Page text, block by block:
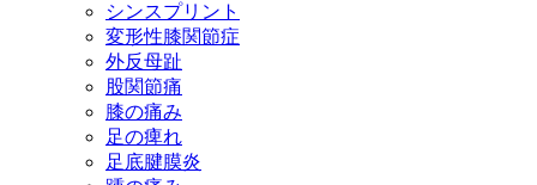
シンスプリント
変形性膝関節症
外反母趾
股関節痛
膝の痛み
足の痺れ
足底腱膜炎